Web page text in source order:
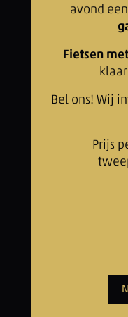
avond een
Fietsen
Bel ons! Wij
Prijs